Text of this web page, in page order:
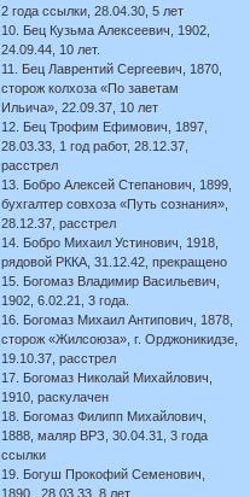
2 года ссылки, 28.04.30, 5 лет
10. Бец Кузьма Алексеевич, 1902,
24.09.44, 10 лет.
11. Бец Лаврентий Сергеевич, 1870,
сторож колхоза «По заветам
Ильича», 22.09.37, 10 лет
12. Бец Трофим Ефимович, 1897,
28.03.33, 1 год работ, 28.12.37,
расстрел
13. Бобро Алексей Степанович, 1899,
бухгалтер совхоза «Путь сознания»,
28.12.37, расстрел
14. Бобро Михаил Устинович, 1918,
рядовой РККА, 31.12.42, прекращено
15. Богомаз Владимир Васильевич,
1902, 6.02.21, 3 года.
16. Богомаз Михаил Антипович, 1878,
сторож «Жилсоюза», г. Орджоникидзе,
19.10.37, расстрел
17. Богомаз Николай Михайлович,
1910, раскулачен
18. Богомаз Филипп Михайлович,
1888, маляр ВРЗ, 30.04.31, 3 года
ссылки
19. Богуш Прокофий Семенович,
1890, 28.03.33, 8 лет